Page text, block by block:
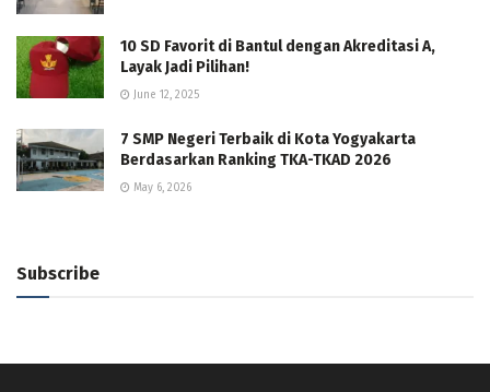
10 SD Favorit di Bantul dengan Akreditasi A,
Layak Jadi Pilihan!
June 12, 2025
7 SMP Negeri Terbaik di Kota Yogyakarta
Berdasarkan Ranking TKA-TKAD 2026
May 6, 2026
Subscribe